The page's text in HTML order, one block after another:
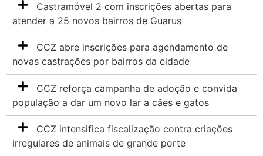
Castramóvel 2 com inscrições abertas para
atender a 25 novos bairros de Guarus
CCZ abre inscrições para agendamento de
novas castrações por bairros da cidade
CCZ reforça campanha de adoção e convida
população a dar um novo lar a cães e gatos
CCZ intensifica fiscalização contra criações
irregulares de animais de grande porte